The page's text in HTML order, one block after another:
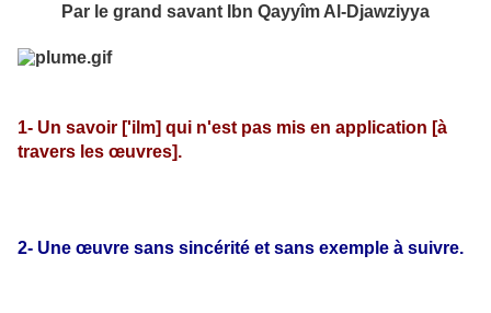
Par le grand savant Ibn Qayyîm Al-Djawziyya
1- Un savoir ['ilm] qui n'est pas mis en application [à
travers les œuvres].
2- Une œuvre sans sincérité et sans exemple à suivre.